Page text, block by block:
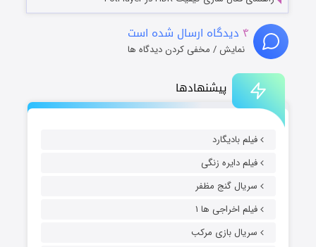
پیشنهادها
فیلم بادیگارد
فیلم دایره زنگی
سریال گنج مظفر
فیلم اخراجی ها ۱
سریال بازی مرکب
۴ دیدگاه ارسال شده است
نمایش / مخفی کردن دیدگاه ها